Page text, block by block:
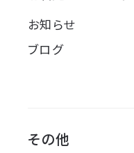
お知らせ
ブログ
その他